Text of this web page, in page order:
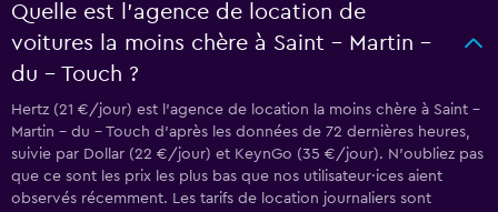
Quelle est l’agence de location de
voitures la moins chère à Saint - Martin -
du - Touch ?
Hertz (21 €/jour) est l’agence de location la moins chère à Saint -
Martin - du - Touch d’après les données de 72 dernières heures,
suivie par Dollar (22 €/jour) et KeynGo (35 €/jour). N’oubliez pas
que ce sont les prix les plus bas que nos utilisateur·ices aient
observés récemment. Les tarifs de location journaliers sont